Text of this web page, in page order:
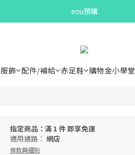
Bandit Summer
eou預購
服飾 配件/補給 赤足鞋 購物金小學堂
指定商品：滿 1 件 即享免運
適用通路： 網店
條款與細則